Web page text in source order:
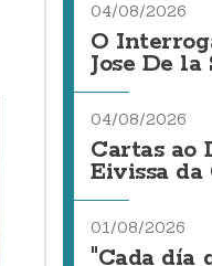
04/08/2026
O
Jose De la
04/08/2026
Cartas ao
Eivissa da
01/08/2026
"Cada día